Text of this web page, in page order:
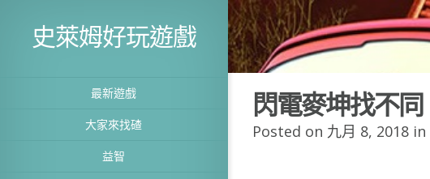
史萊姆好玩遊戲
最新遊戲
大家來找碴
益智
閃電麥坤找不同
Posted on 九月 8, 2018 in